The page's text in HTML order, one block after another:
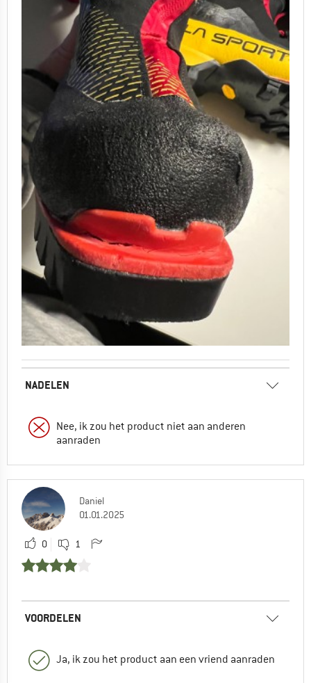
NADELEN
Nee, ik zou het product niet aan anderen
aanraden
Daniel
01.01.2025
0 1
VOORDELEN
Ja, ik zou het product aan een vriend aanraden